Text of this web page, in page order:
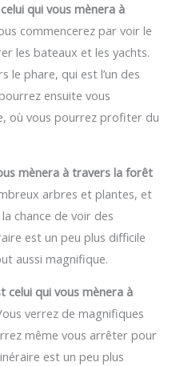
qui vous mènera à
commencerez par voir le
les bateaux et les yachts.
le phare, qui est l’un des
ensuite vous
où vous pourrez profiter du
mènera à travers la forêt
arbres et plantes, et
chance de voir des
est un peu plus difficile
aussi magnifique.
celui qui vous mènera à
verrez de magnifiques
même vous arrêter pour
est un peu plus